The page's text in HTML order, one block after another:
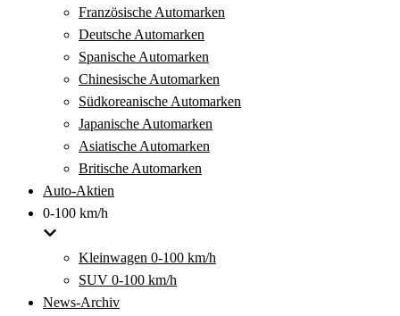
Französische Automarken
Deutsche Automarken
Spanische Automarken
Chinesische Automarken
Südkoreanische Automarken
Japanische Automarken
Asiatische Automarken
Britische Automarken
Auto-Aktien
0-100 km/h
Kleinwagen 0-100 km/h
SUV 0-100 km/h
News-Archiv